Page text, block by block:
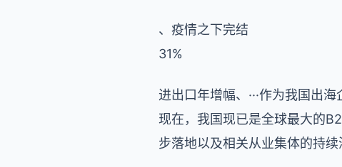
、疫情之下完结
31%
进出口年增幅、···作为我国出
现在，我国现已是全球最大的
步落地以及相关从业集体的持